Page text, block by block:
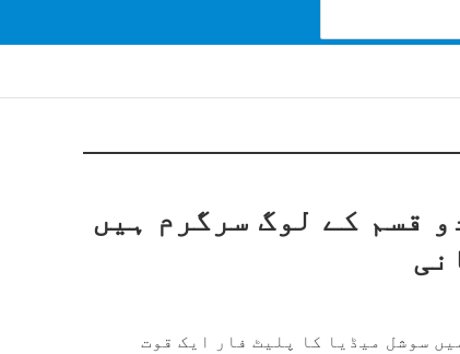
قسم کے لوگ سرگرم ہیں
سوشل میڈیا کا پلیٹ فار ایک قوت